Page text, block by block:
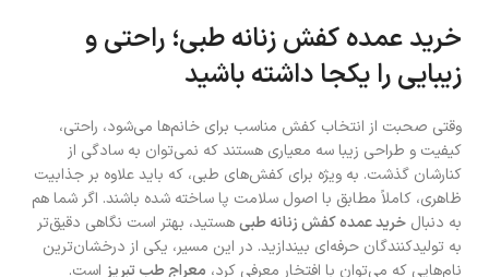
خرید عمده کفش زنانه طبی؛ راحتی و
زیبایی را یکجا داشته باشید
وقتی صحبت از انتخاب کفش مناسب برای خانم‌ها می‌شود، راحتی،
کیفیت و طراحی زیبا سه معیاری هستند که نمی‌توان به سادگی از
کنارشان گذشت. به ویژه برای کفش‌های طبی، که باید علاوه بر جذابیت
ظاهری، کاملاً مطابق با اصول سلامت پا ساخته شده باشند. اگر شما هم
به دنبال خرید عمده کفش زنانه طبیهستید، بهتر است نگاهی دقیق‌تر
به تولیدکنندگان حرفه‌ای بیندازید. در این مسیر، یکی از درخشان‌ترین
نام‌هایی که می‌توان با افتخار معرفی کرد، معراج طب تبریز است.